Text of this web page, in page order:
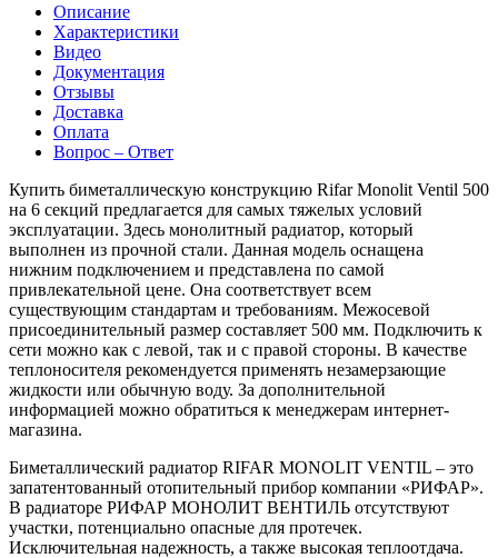
Описание
Характеристики
Видео
Документация
Отзывы
Доставка
Оплата
Вопрос – Ответ
Купить биметаллическую конструкцию Rifar Monolit Ventil 500
на 6 секций предлагается для самых тяжелых условий
эксплуатации. Здесь монолитный радиатор, который
выполнен из прочной стали. Данная модель оснащена
нижним подключением и представлена по самой
привлекательной цене. Она соответствует всем
существующим стандартам и требованиям. Межосевой
присоединительный размер составляет 500 мм. Подключить к
сети можно как с левой, так и с правой стороны. В качестве
теплоносителя рекомендуется применять незамерзающие
жидкости или обычную воду. За дополнительной
информацией можно обратиться к менеджерам интернет-
магазина.
Биметаллический радиатор RIFAR MONOLIT VENTIL – это
запатентованный отопительный прибор компании «РИФАР».
В радиаторе РИФАР МОНОЛИТ ВЕНТИЛЬ отсутствуют
участки, потенциально опасные для протечек.
Исключительная надежность, а также высокая теплоотдача.